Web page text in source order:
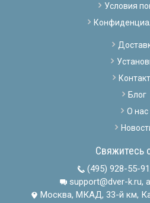
Условия
Блог
О нас
Свяжитесь
(495) 928-55-91
support@dver-k.ru,
Москва, МКАД, 33-й км,